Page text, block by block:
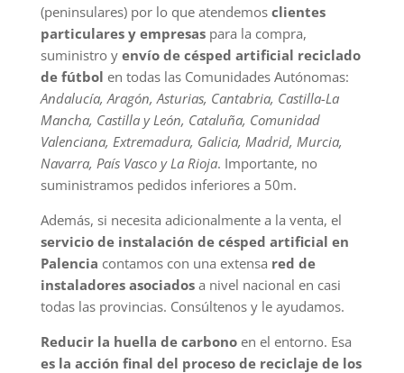
(peninsulares) por lo que atendemos clientes
particulares y empresaspara la compra,
suministro y envío de césped artificial reciclado
de fútbol en todas las Comunidades Autónomas:
Andalucía, Aragón, Asturias, Cantabria, Castilla-La
Mancha, Castilla y León, Cataluña, Comunidad
Valenciana, Extremadura, Galicia, Madrid, Murcia,
Navarra, País Vasco y La Rioja. Importante, no
suministramos pedidos inferiores a 50m.
Además, si necesita adicionalmente a la venta, el
servicio de instalación de césped artificial en
Palencia contamos con una extensa red de
instaladores asociadosa nivel nacional en casi
todas las provincias. Consúltenos y le ayudamos.
Reducir la huella de carbonoen el entorno. Esa
es la acción final del proceso de reciclaje de los